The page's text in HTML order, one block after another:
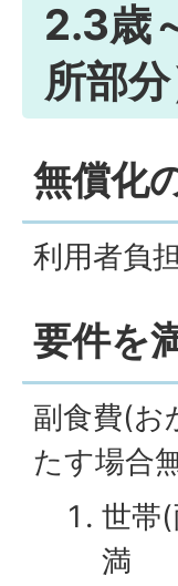
2.3歳
所部
無償化
利用者負
要件を
副食費(お
たす場合
世帯
満